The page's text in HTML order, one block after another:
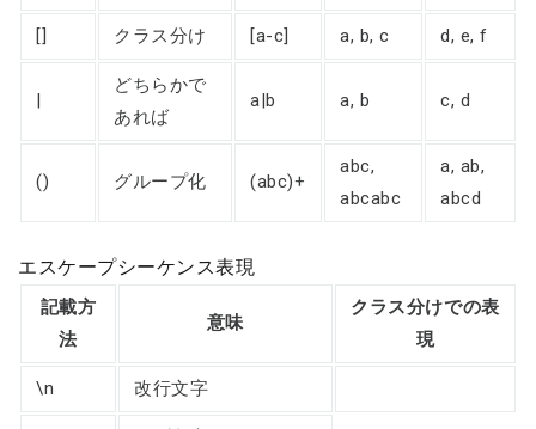
[] クラス分け [a-c] a, b, c d, e, f
|
どちらかで
あれば
a|b a, b c, d
() グループ化 (abc)+
abc,
abcabc
a, ab,
abcd
エスケープシーケンス表現
記載方
法
意味
クラス分けでの表
現
\n 改行文字